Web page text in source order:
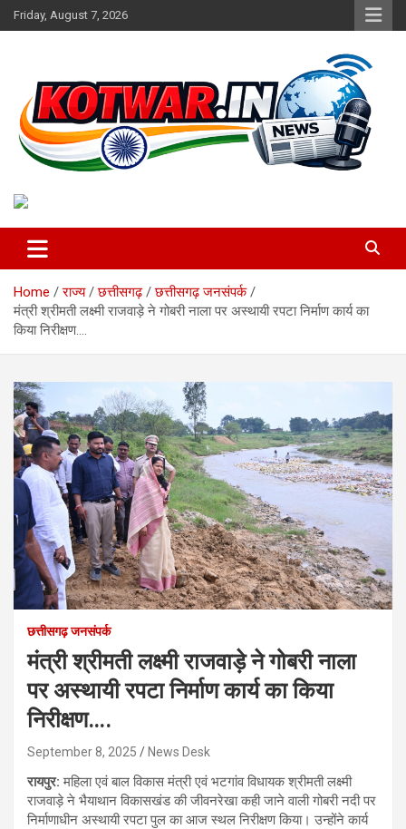
Skip
to
Friday, August 7, 2026
kotwar.in
Home राज्य छत्तीसगढ़
छत्तीसगढ़ जनसंपर्क
मंत्री श्रीमती लक्ष्मी राजवाड़े ने गोबरी नाला पर अस्थायी रपटा निर्माण कार्य का
किया निरीक्षण….
छत्तीसगढ़ जनसंपर्क
मंत्री श्रीमती लक्ष्मी राजवाड़े ने गोबरी नाला
पर अस्थायी रपटा निर्माण कार्य का किया
निरीक्षण….
September 8, 2025 News Desk
रायपुर:महिला एवं बाल विकास मंत्री एवं भटगांव विधायक श्रीमती लक्ष्मी
राजवाड़े ने भैयाथान विकासखंड की जीवनरेखा कही जाने वाली गोबरी नदी पर
निर्माणाधीन अस्थायी रपटा पुल का आज स्थल निरीक्षण किया। उन्होंने कार्य